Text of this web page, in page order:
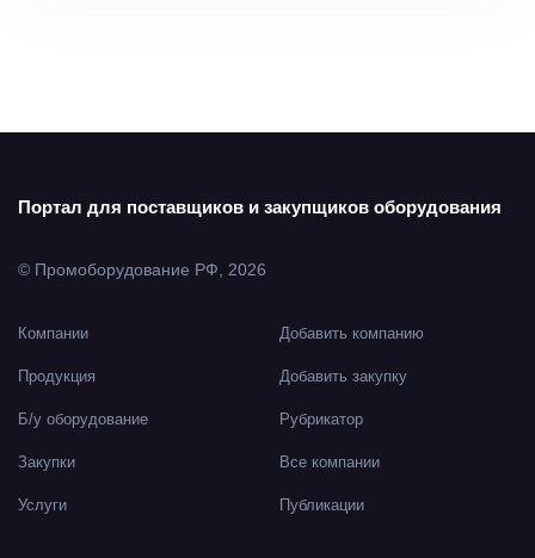
Портал для поставщиков и закупщиков оборудования
© Промоборудование РФ, 2026
Компании
Продукция
Б/у оборудование
Закупки
Услуги
Добавить компанию
Добавить закупку
Рубрикатор
Все компании
Публикации